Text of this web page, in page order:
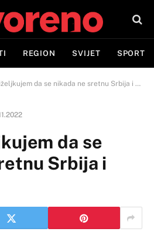
REGION SVIJET SPORT
da se nikada ne sretnu Srbija i Hrvatska
da se
Srbija i